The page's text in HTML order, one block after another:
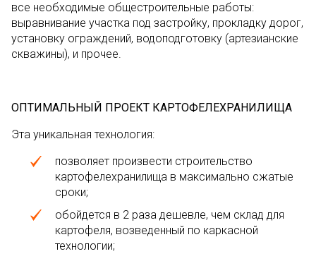
все необходимые общестроительные работы:
выравнивание участка под застройку, прокладку дорог,
установку ограждений, водоподготовку (артезианские
скважины), и прочее.
ОПТИМАЛЬНЫЙ ПРОЕКТ КАРТОФЕЛЕХРАНИЛИЩА
Эта уникальная технология:
позволяет произвести строительство
картофелехранилища в максимально сжатые
сроки;
обойдется в 2 раза дешевле, чем склад для
картофеля, возведенный по каркасной
технологии;